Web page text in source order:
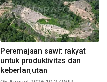
Peremajaan sawit rakyat
untuk produktivitas dan
keberlanjutan